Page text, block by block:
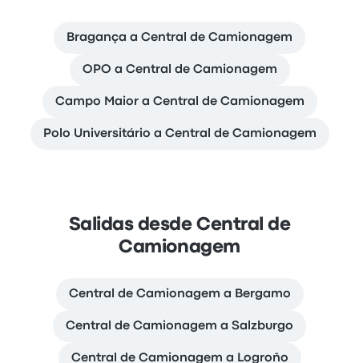
Bragança a Central de Camionagem
OPO a Central de Camionagem
Campo Maior a Central de Camionagem
Polo Universitário a Central de Camionagem
Salidas desde Central de
Camionagem
Central de Camionagem a Bergamo
Central de Camionagem a Salzburgo
Central de Camionagem a Logroño